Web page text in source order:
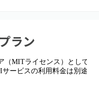
ラン
（MITライセンス）として
ービスの利用料金は別途発